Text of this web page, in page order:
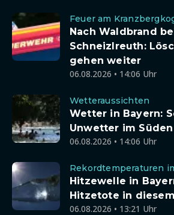
Feuer am
Nach Waldbrand
Schneizlreuth:
gehen weiter
06.08.2026 • 14:06 Uhr
Wetteraussichten
Wetter in Bayern:
Unwetter im
06.08.2026 • 14:06 Uhr
Rekordtemperaturen
Hitzewelle in
Hitzetote in
06.08.2026 • 13:21 Uhr